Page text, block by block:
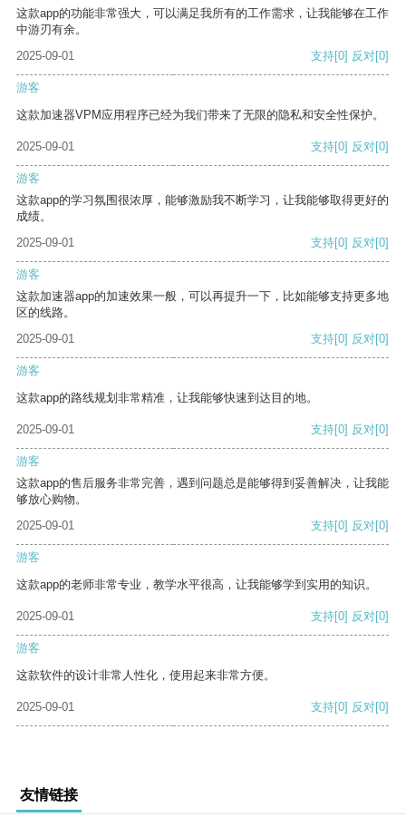
这款app的功能非常强大，可以满足我所有的工作需求，让我能够在工作
中游刃有余。
2025-09-01
支持[0] 反对[0]
游客
这款加速器VPM应用程序已经为我们带来了无限的隐私和安全性保护。
2025-09-01 支持[0] 反对[0]
游客
这款app的学习氛围很浓厚，能够激励我不断学习，让我能够取得更好的
成绩。
2025-09-01
支持[0] 反对[0]
游客
这款加速器app的加速效果一般，可以再提升一下，比如能够支持更多地
区的线路。
2025-09-01
支持[0] 反对[0]
游客
这款app的路线规划非常精准，让我能够快速到达目的地。
2025-09-01 支持[0] 反对[0]
游客
这款app的售后服务非常完善，遇到问题总是能够得到妥善解决，让我能
够放心购物。
2025-09-01
支持[0] 反对[0]
游客
这款app的老师非常专业，教学水平很高，让我能够学到实用的知识。
2025-09-01 支持[0] 反对[0]
游客
这款软件的设计非常人性化，使用起来非常方便。
2025-09-01 支持[0] 反对[0]
友情链接